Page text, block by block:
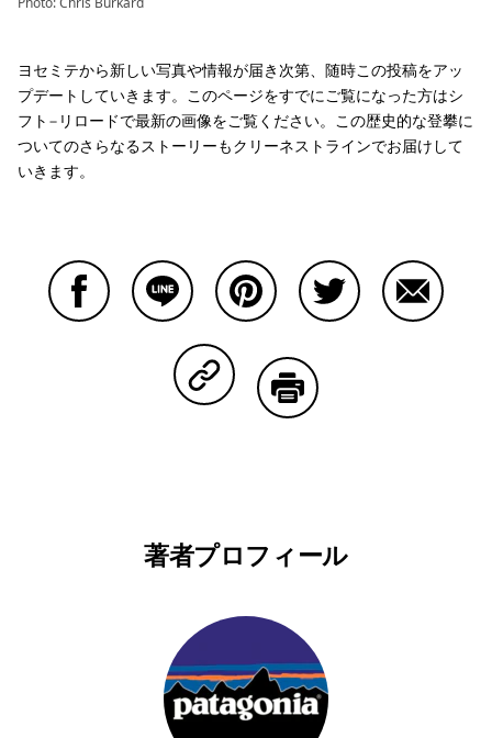
ヨセミテから新しい写真や情報が届き次第、随時この投稿をアッ
プデートしていきます。このページをすでにご覧になった方はシ
フト−リロードで最新の画像をご覧ください。この歴史的な登攀に
ついてのさらなるストーリーもクリーネストラインでお届けして
いきます。
Copy Linkで共有する
著者プロフィール